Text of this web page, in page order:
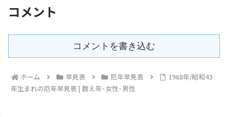
コメント
コメントを書き込む
ホーム 早見表 厄年早見表
1968年/昭和43
年生まれの厄年早見表 | 数え年･女性･男性